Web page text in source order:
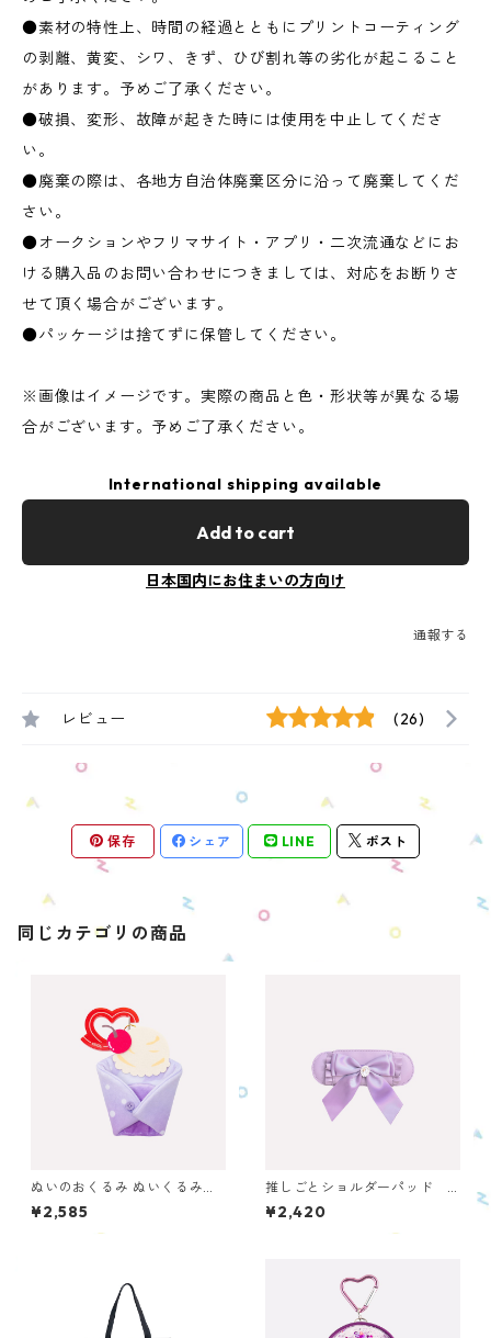
●素材の特性上、時間の経過とともにプリントコーティング
の剥離、黄変、シワ、きず、ひび割れ等の劣化が起こること
があります。予めご了承ください。
●破損、変形、故障が起きた時には使用を中止してくださ
い。
●廃棄の際は、各地方自治体廃棄区分に沿って廃棄してくだ
さい。
●オークションやフリマサイト・アプリ・二次流通などにお
ける購入品のお問い合わせにつきましては、対応をお断りさ
せて頂く場合がございます。
●パッケージは捨てずに保管してください。
※画像はイメージです。実際の商品と色・形状等が異なる場
合がございます。予めご了承ください。
International shipping available
Add to cart
日本国内にお住まいの方向け
通報する
レビュー (26)
保存 シェア LINE ポスト
同じカテゴリの商品
ぬいのおくるみ ぬいくるみ
ん クリームソーダ（パープ
ル） ONKS-CSPU
¥2,585
推しごとショルダーパッド
パープル OSS-PU2
¥2,420